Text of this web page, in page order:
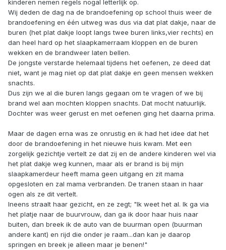
kinderen nemen regels nogal letterlijk op.
Wij deden de dag na de brandoefening op school thuis weer de
brandoefening en één uitweg was dus via dat plat dakje, naar de
buren (het plat dakje loopt langs twee buren links,vier rechts) en
dan heel hard op het slaapkamerraam kloppen en de buren
wekken en de brandweer laten bellen.
De jongste verstarde helemaal tijdens het oefenen, ze deed dat
niet, want je mag niet op dat plat dakje en geen mensen wekken
snachts.
Dus zijn we al die buren langs gegaan om te vragen of we bij
brand wel aan mochten kloppen snachts. Dat mocht natuurlijk.
Dochter was weer gerust en met oefenen ging het daarna prima.
Maar de dagen erna was ze onrustig en ik had het idee dat het
door de brandoefening in het nieuwe huis kwam. Met een
zorgelijk gezichtje vertelt ze dat zij en de andere kinderen wel via
het plat dakje weg kunnen, maar als er brand is bij mijn
slaapkamerdeur heeft mama geen uitgang en zit mama
opgesloten en zal mama verbranden. De tranen staan in haar
ogen als ze dit vertelt.
Ineens straalt haar gezicht, en ze zegt; "Ik weet het al. Ik ga via
het platje naar de buurvrouw, dan ga ik door haar huis naar
buiten, dan breek ik de auto van de buurman open (buurman
andere kant) en rijd die onder je raam...dan kan je daarop
springen en breek je alleen maar je benen!"